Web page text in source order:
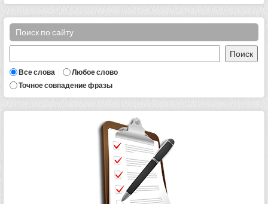
Поиск по сайту
Все слова
Любое слово
Точное совпадение фразы